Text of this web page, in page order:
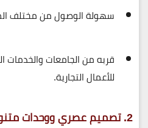
سهولة الوصول من مختلف
قربه منالجامعات والخدمات
للأعمال التجارية.
2. تصميم عصري ووحدات متنوعة